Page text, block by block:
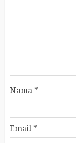
Nama *
Email *